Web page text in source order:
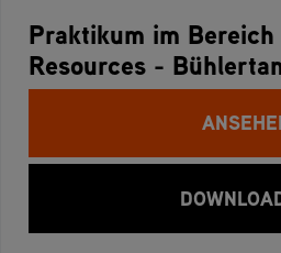
Praktikum im Bereich
Resources -